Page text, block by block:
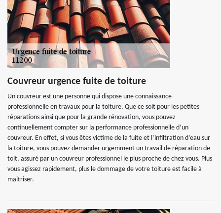
Couvreur urgence fuite de toiture
Un couvreur est une personne qui dispose une connaissance
professionnelle en travaux pour la toiture. Que ce soit pour les petites
réparations ainsi que pour la grande rénovation, vous pouvez
continuellement compter sur la performance professionnelle d’un
couvreur. En effet, si vous êtes victime de la fuite et l’infiltration d’eau sur
la toiture, vous pouvez demander urgemment un travail de réparation de
toit, assuré par un couvreur professionnel le plus proche de chez vous. Plus
vous agissez rapidement, plus le dommage de votre toiture est facile à
maitriser.